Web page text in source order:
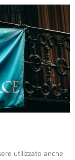
utilizzato anche